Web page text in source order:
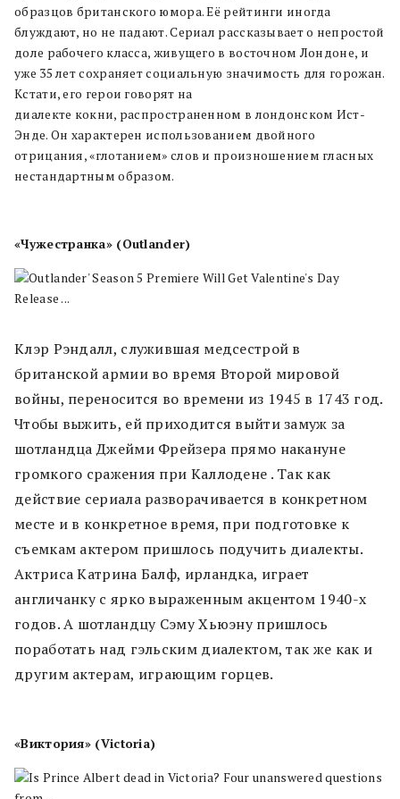
образцов британского юмора. Её рейтинги иногда
блуждают, но не падают. Сериал рассказывает о непростой
доле рабочего класса, живущего в восточном Лондоне, и
уже 35 лет сохраняет социальную значимость для горожан.
Кстати, его герои говорят на
диалекте кокни, распространенном в лондонском Ист-
Энде. Он характерен использованием двойного
отрицания, «глотанием» слов и произношением гласных
нестандартным образом.
«Чужестранка» (Outlander)
Клэр Рэндалл, служившая медсестрой в
британской армии во время Второй мировой
войны, переносится во времени из 1945 в 1743 год.
Чтобы выжить, ей приходится выйти замуж за
шотландца Джейми Фрейзера прямо накануне
громкого сражения при Каллодене . Так как
действие сериала разворачивается в конкретном
месте и в конкретное время, при подготовке к
съемкам актером пришлось подучить диалекты.
Актриса Катрина Балф, ирландка, играет
англичанку с ярко выраженным акцентом 1940-х
годов. А шотландцу Сэму Хьюэну пришлось
поработать над гэльским диалектом, так же как и
другим актерам, играющим горцев.
«Виктория» (Victoria)